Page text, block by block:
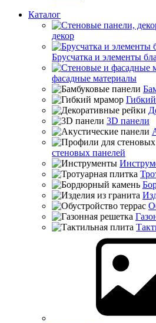
Каталог
декор
Брусчатка и элементы
фасадные материалы
3D панели
стеновых панелей